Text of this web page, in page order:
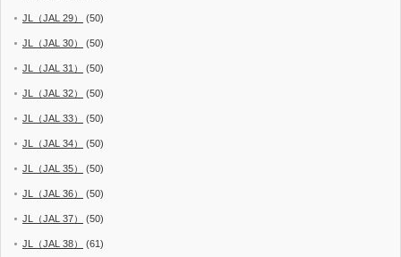
JL（JAL 29） (50)
JL（JAL 30） (50)
JL（JAL 31） (50)
JL（JAL 32） (50)
JL（JAL 33） (50)
JL（JAL 34） (50)
JL（JAL 35） (50)
JL（JAL 36） (50)
JL（JAL 37） (50)
JL（JAL 38） (61)